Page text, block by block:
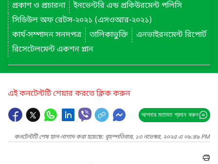
প্রকাশ ও প্রচারনা
ইনভেন্টরি এন্ড প্রকিউরমেন্ট পলিসি
সিডিউল অফ রেটস-২০২১ (এসওআর-২০২১)
কার্য-সম্পাদন সনদপত্র
তালিকাভুক্তি
এনভাইরনমেন্ট রিপোর্ট
রিসেটেলমেন্ট একশন প্লান
এই কনটেন্টটি শেয়ার করতে ক্লিক করুন
আপনার মতামত প্রদান করুন
কনটেন্টটি শেষ হাল-নাগাদ করা হয়েছে: বৃহস্পতিবার, ১৩ নভেম্বর, ২০২৫ এ ০৯:৪৯ PM